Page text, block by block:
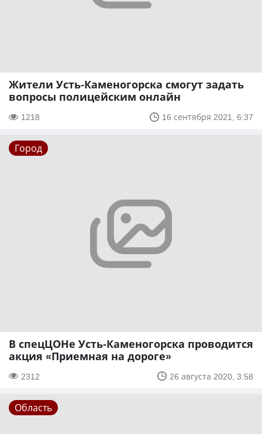
Жители Усть-Каменогорска смогут задать
вопросы полицейским онлайн
1218 16 сентября 2021, 6:37
Город
В спецЦОНе Усть-Каменогорска проводится
акция «Приемная на дороге»
2312 26 августа 2020, 3:58
Область